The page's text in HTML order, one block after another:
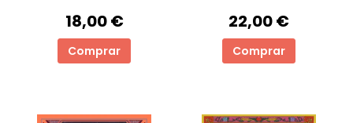
18,00 €
Comprar
22,00 €
Comprar